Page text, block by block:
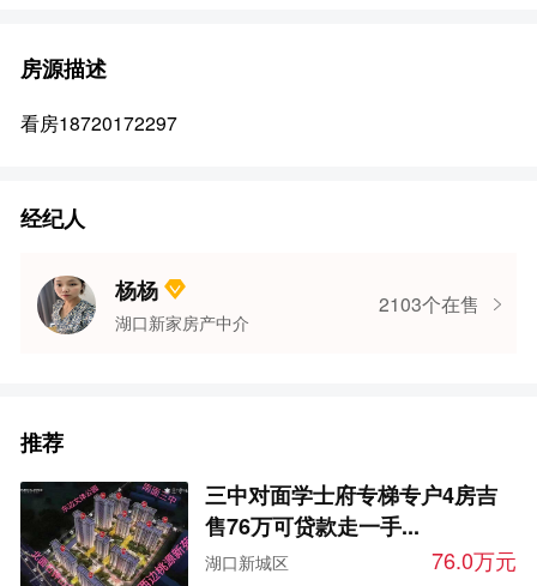
房源描述
看房18720172297
经纪人
杨杨
湖口新家房产中介
2103个在售
推荐
三中对面学士府专梯专户4房吉
售76万可贷款走一手...
湖口新城区 76.0万元